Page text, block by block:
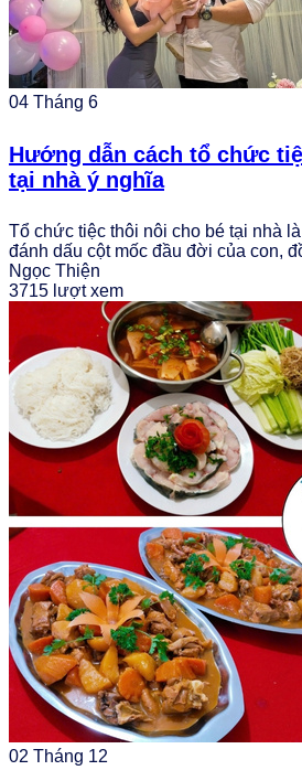
04 Tháng 6
Hướng dẫn cách tổ chức
tại nhà ý nghĩa
Tổ chức tiệc thôi nôi cho bé tại nhà
đánh dấu cột mốc đầu đời của con,
Ngọc Thiện
3715 lượt xem
02 Tháng 12